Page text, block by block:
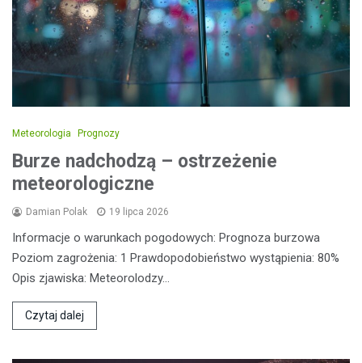
Meteorologia Prognozy
Burze nadchodzą – ostrzeżenie
meteorologiczne
Damian Polak 19 lipca 2026
Informacje o warunkach pogodowych: Prognoza burzowa
Poziom zagrożenia: 1 Prawdopodobieństwo wystąpienia: 80%
Opis zjawiska: Meteorolodzy…
Czytaj dalej